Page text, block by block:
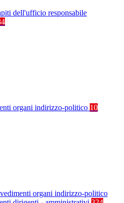
dell'ufficio responsabile
organi indirizzo-politico 10
organi indirizzo-politico